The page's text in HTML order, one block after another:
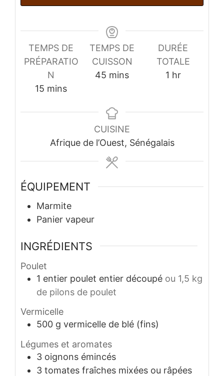
TEMPS DE
PRÉPARATIO
N
15 minutes
mins
TEMPS DE
CUISSON
45 minutes
mins
DURÉE
TOTALE
1 hour
hr
CUISINE
Afrique de l’Ouest, Sénégalais
ÉQUIPEMENT
Marmite
Panier vapeur
INGRÉDIENTS
Poulet
1 entier poulet entier découpé ou 1,5 kg
de pilons de poulet
Vermicelle
500 g vermicelle de blé (fins)
Légumes et aromates
3 oignons émincés
3 tomates fraîches mixées ou râpées